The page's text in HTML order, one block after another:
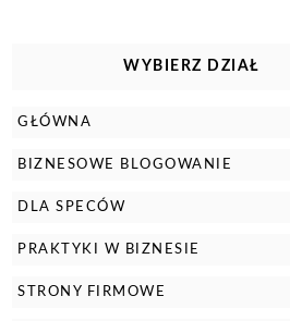
WYBIERZ DZIAŁ
GŁÓWNA
BIZNESOWE BLOGOWANIE
DLA SPECÓW
PRAKTYKI W BIZNESIE
STRONY FIRMOWE